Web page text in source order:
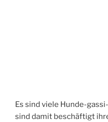
Es sind viele Hunde-
sind damit beschäftigt